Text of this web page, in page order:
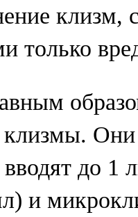
клизм,
только
клизмы.
до 1
и